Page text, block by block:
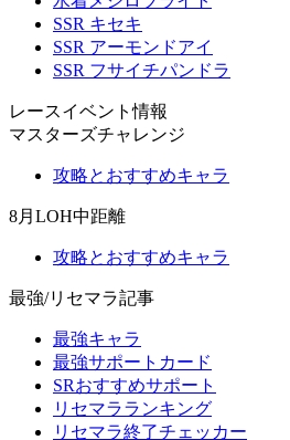
SSR キセキ
SSR アーモンドアイ
SSR フサイチパンドラ
レースイベント情報
マスターズチャレンジ
攻略とおすすめキャラ
8月LOH中距離
攻略とおすすめキャラ
最強/リセマラ記事
最強キャラ
最強サポートカード
SRおすすめサポート
リセマラランキング
リセマラ終了チェッカー